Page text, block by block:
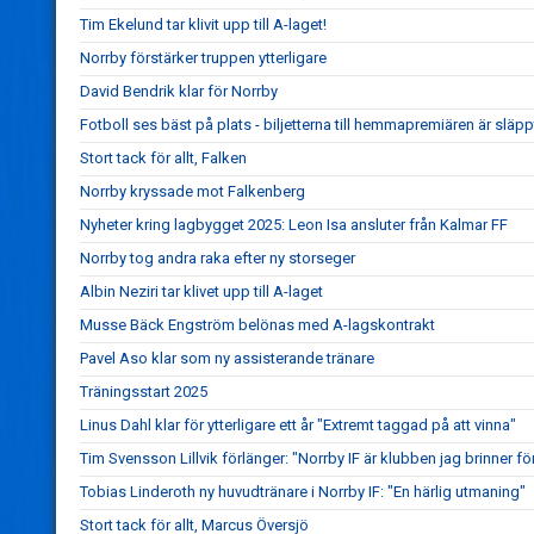
Tim Ekelund tar klivit upp till A-laget!
Norrby förstärker truppen ytterligare
David Bendrik klar för Norrby
Fotboll ses bäst på plats - biljetterna till hemmapremiären är
Stort tack för allt, Falken
Norrby kryssade mot Falkenberg
Nyheter kring lagbygget 2025: Leon Isa ansluter från Kalmar FF
Norrby tog andra raka efter ny storseger
Albin Neziri tar klivet upp till A-laget
Musse Bäck Engström belönas med A-lagskontrakt
Pavel Aso klar som ny assisterande tränare
Träningsstart 2025
Linus Dahl klar för ytterligare ett år "Extremt taggad på att vinna"
Tim Svensson Lillvik förlänger: "Norrby IF är klubben jag brinner
Tobias Linderoth ny huvudtränare i Norrby IF: "En härlig utmaning"
Stort tack för allt, Marcus Översjö